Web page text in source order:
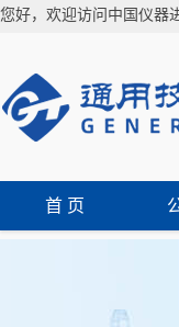
您好，欢迎访问中国仪器
首 页